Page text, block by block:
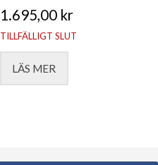
1.695,00 kr
TILLFÄLLIGT SLUT
LÄS MER